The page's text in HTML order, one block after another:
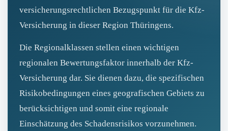
versicherungsrechtlichen Bezugspunkt für die Kfz-
Versicherung in dieser Region Thüringens.
Die Regionalklassen stellen einen wichtigen
regionalen Bewertungsfaktor innerhalb der Kfz-
Versicherung dar. Sie dienen dazu, die spezifischen
Risikobedingungen eines geografischen Gebiets zu
berücksichtigen und somit eine regionale
Einschätzung des Schadensrisikos vorzunehmen.